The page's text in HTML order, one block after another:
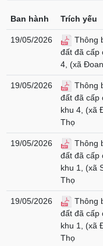
Ban hành Trích yếu
19/05/2026
Thông
đất đã cấp
4, (xã
19/05/2026
Thông
đất đã cấp
khu 4, (xã
Thọ
19/05/2026
Thông
đất đã cấp
khu 1, (xã
Thọ
19/05/2026
Thông
đất đã cấp
khu 1, (xã
Thọ